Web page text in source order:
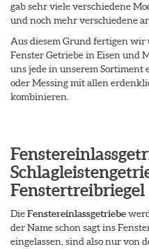
gab sehr viele verschiedene
und noch mehr verschiedene
Aus diesem Grund fertigen
Fenster Getriebe in Eisen und
uns jede in unserem Sortiment
oder Messing mit allen
kombinieren.
Fenstertreibriegel
DieFenstereinlassgetriebe
der Name schon sagt ins
eingelassen, sind also nur von